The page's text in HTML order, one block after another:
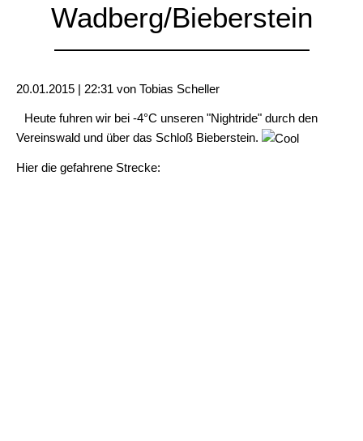
Wadberg/Bieberstein
20.01.2015 | 22:31 von Tobias Scheller
Heute fuhren wir bei -4°C unseren "Nightride" durch den
Vereinswald und über das Schloß Bieberstein.
Hier die gefahrene Strecke: